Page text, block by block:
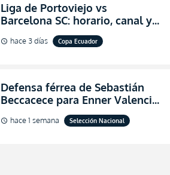
Liga de Portoviejo vs
Barcelona SC: horario, canal y
dónde ver EN VIVO los octavos
de final de la Copa Ecuador
schedule hace 3 días Copa Ecuador
Defensa férrea de Sebastián
Beccacece para Enner Valencia
al indicar que era el hombre
indicado para Ecuador
schedule hace 1 semana Selección Nacional